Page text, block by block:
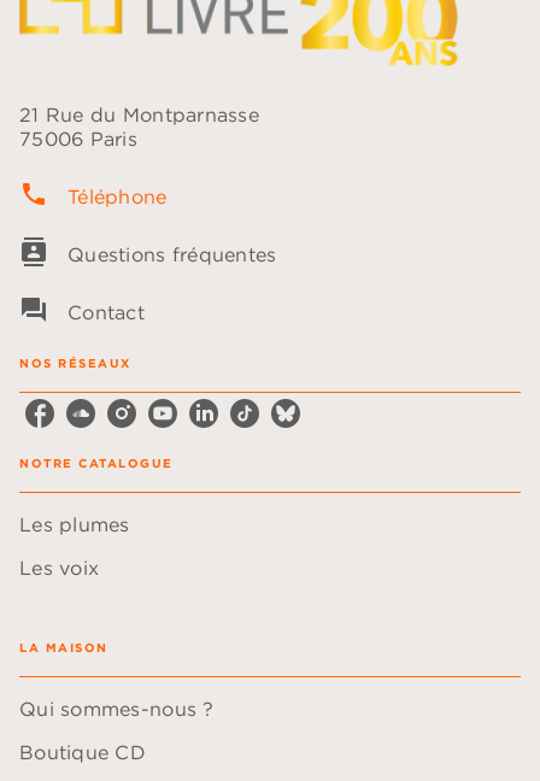
21 Rue du Montparnasse
75006 Paris
phone Téléphone
contacts Questions fréquentes
question_answer Contact
NOS RÉSEAUX
NOTRE CATALOGUE
Les plumes
Les voix
LA MAISON
Qui sommes-nous ?
Boutique CD